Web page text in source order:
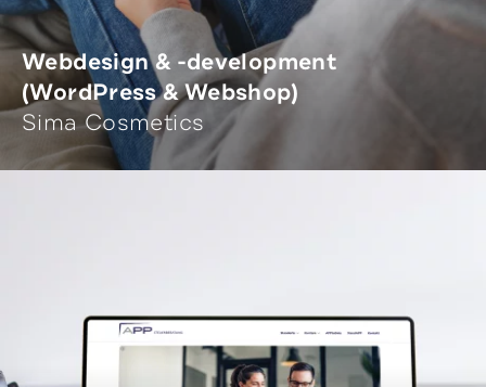
Webdesign & -development
(WordPress & Webshop)
Sima Cosmetics